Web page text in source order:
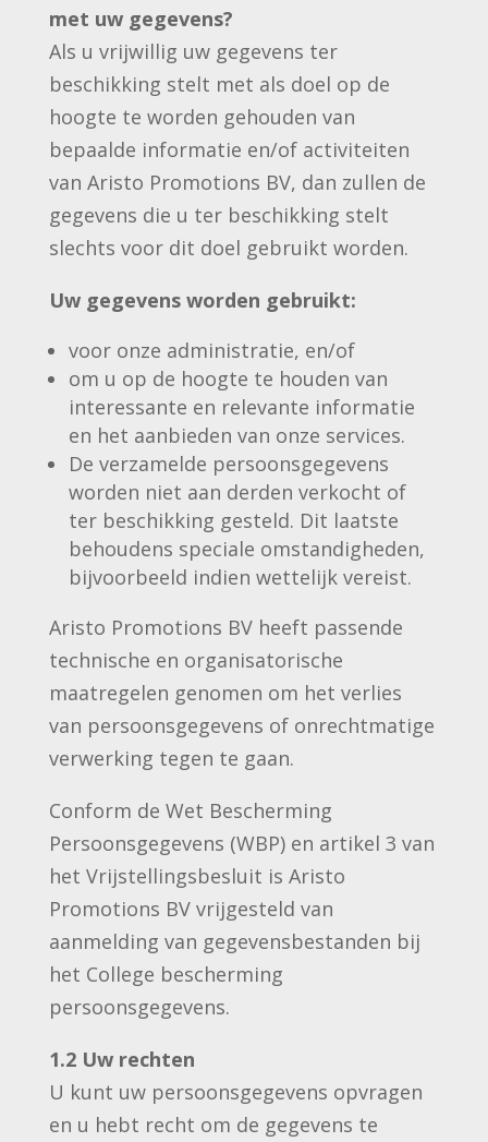
met uw gegevens?
Als u vrijwillig uw gegevens ter
beschikking stelt met als doel op de
hoogte te worden gehouden van
bepaalde informatie en/of activiteiten
van Aristo Promotions BV, dan zullen de
gegevens die u ter beschikking stelt
slechts voor dit doel gebruikt worden.
Uw gegevens worden gebruikt:
voor onze administratie, en/of
om u op de hoogte te houden van
interessante en relevante informatie
en het aanbieden van onze services.
De verzamelde persoonsgegevens
worden niet aan derden verkocht of
ter beschikking gesteld. Dit laatste
behoudens speciale omstandigheden,
bijvoorbeeld indien wettelijk vereist.
Aristo Promotions BV heeft passende
technische en organisatorische
maatregelen genomen om het verlies
van persoonsgegevens of onrechtmatige
verwerking tegen te gaan.
Conform de Wet Bescherming
Persoonsgegevens (WBP) en artikel 3 van
het Vrijstellingsbesluit is Aristo
Promotions BV vrijgesteld van
aanmelding van gegevensbestanden bij
het College bescherming
persoonsgegevens.
1.2 Uw rechten
U kunt uw persoonsgegevens opvragen
en u hebt recht om de gegevens te